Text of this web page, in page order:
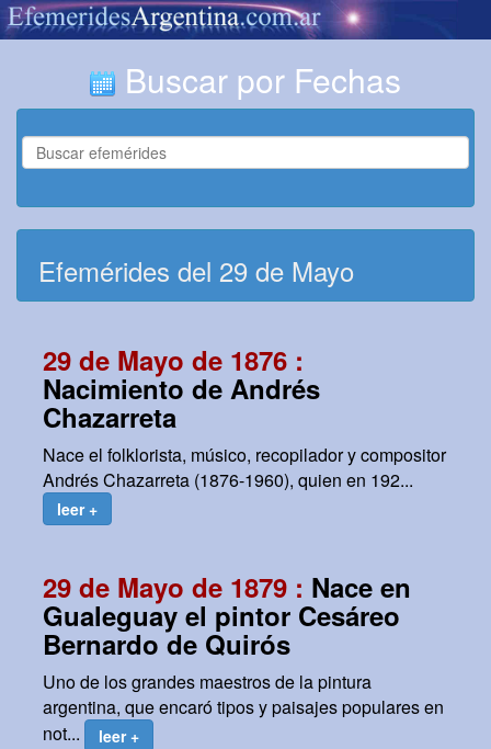
Buscar por Fechas
Efemérides del 29 de Mayo
29 de Mayo de 1876 :
Nacimiento de Andrés
Chazarreta
Nace el folklorista, músico, recopilador y compositor
Andrés Chazarreta (1876-1960), quien en 192...
leer +
29 de Mayo de 1879 : Nace en
Gualeguay el pintor Cesáreo
Bernardo de Quirós
Uno de los grandes maestros de la pintura
argentina, que encaró tipos y paisajes populares en
not...
leer +